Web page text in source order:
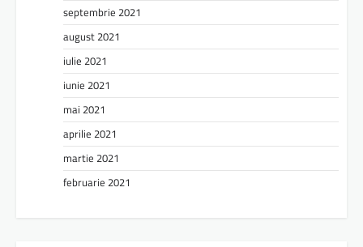
septembrie 2021
august 2021
iulie 2021
iunie 2021
mai 2021
aprilie 2021
martie 2021
februarie 2021